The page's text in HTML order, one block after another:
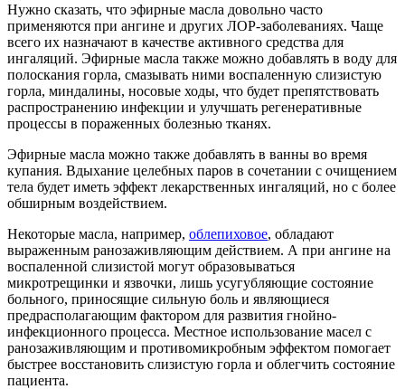
Нужно сказать, что эфирные масла довольно часто
применяются при ангине и других ЛОР-заболеваниях. Чаще
всего их назначают в качестве активного средства для
ингаляций. Эфирные масла также можно добавлять в воду для
полоскания горла, смазывать ними воспаленную слизистую
горла, миндалины, носовые ходы, что будет препятствовать
распространению инфекции и улучшать регенеративные
процессы в пораженных болезнью тканях.
Эфирные масла можно также добавлять в ванны во время
купания. Вдыхание целебных паров в сочетании с очищением
тела будет иметь эффект лекарственных ингаляций, но с более
обширным воздействием.
Некоторые масла, например, облепиховое, обладают
выраженным ранозаживляющим действием. А при ангине на
воспаленной слизистой могут образовываться
микротрещинки и язвочки, лишь усугубляющие состояние
больного, приносящие сильную боль и являющиеся
предрасполагающим фактором для развития гнойно-
инфекционного процесса. Местное использование масел с
ранозаживляющим и противомикробным эффектом помогает
быстрее восстановить слизистую горла и облегчить состояние
пациента.